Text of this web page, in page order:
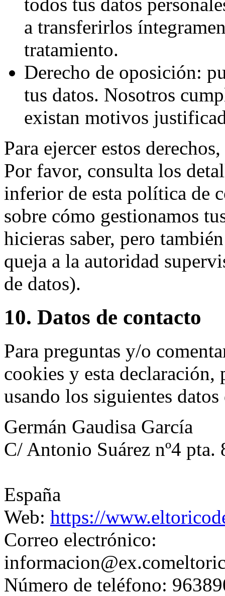
a transferirlos
tratamiento.
Derecho de oposición:
tus datos. Nosotros
existan motivos
Para ejercer estos
Por favor, consulta los
inferior de esta política de
sobre cómo gestionamos
hicieras saber, pero
queja a la autoridad
de datos).
10. Datos de contacto
Para preguntas y/o
cookies y esta
usando los siguientes
Germán Gaudisa García
C/ Antonio Suárez nº4 pta.
España
Web: https://
Correo electrónico:
informacion@ex.com
Número de teléfono: